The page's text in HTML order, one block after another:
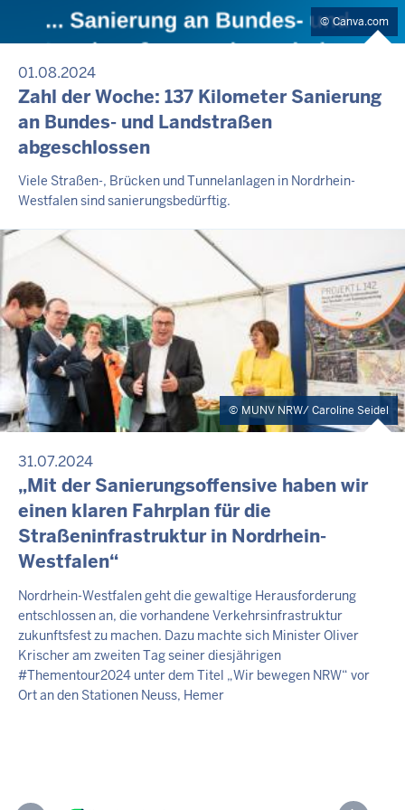
Canva.com
01.08.2024
Zahl der Woche: 137 Kilometer Sanierung
an Bundes- und Landstraßen
abgeschlossen
Viele Straßen-, Brücken und Tunnelanlagen in Nordrhein-
Westfalen sind sanierungsbedürftig.
MUNV NRW/ Caroline Seidel
31.07.2024
„Mit der Sanierungsoffensive haben wir
einen klaren Fahrplan für die
Straßeninfrastruktur in Nordrhein-
Westfalen“
Nordrhein-Westfalen geht die gewaltige Herausforderung
entschlossen an, die vorhandene Verkehrsinfrastruktur
zukunftsfest zu machen. Dazu machte sich Minister Oliver
Krischer am zweiten Tag seiner diesjährigen
#Thementour2024 unter dem Titel „Wir bewegen NRW“ vor
Ort an den Stationen Neuss, Hemer